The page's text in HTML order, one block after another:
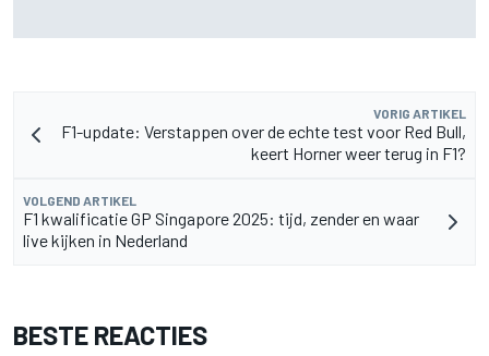
VORIG ARTIKEL
F1-update: Verstappen over de echte test voor Red Bull,
keert Horner weer terug in F1?
VOLGEND ARTIKEL
F1 kwalificatie GP Singapore 2025: tijd, zender en waar
live kijken in Nederland
BESTE REACTIES